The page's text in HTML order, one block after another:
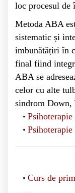
loc procesul de
Metoda ABA
sistematic și
imbunătățiri în
final fiind
ABA se
celor cu alte
sindrom Down,
Curs de